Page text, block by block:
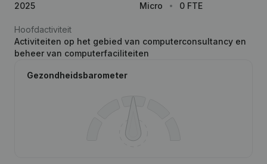
2025
Micro
0 FTE
Hoofdactiviteit
Activiteiten op het gebied van computerconsultancy en
beheer van computerfaciliteiten
Gezondheidsbarometer